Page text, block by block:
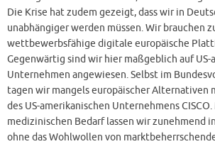
Die Krise hat zudem gezeigt, dass wir in
unabhängiger werden müssen. Wir brauchen
wettbewerbsfähige digitale europäische
Gegenwärtig sind wir hier maßgeblich auf US-
Unternehmen angewiesen. Selbst im
tagen wir mangels europäischer Alternativen
des US-amerikanischen Unternehmens
medizinischen Bedarf lassen wir zunehmend
ohne das Wohlwollen von